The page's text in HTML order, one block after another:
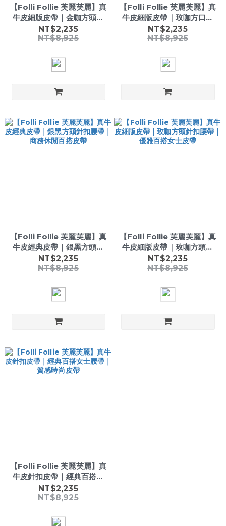
【Folli Follie 芙麗芙麗】真
牛皮細版皮帶｜金咖方頭針
扣腰帶｜優雅百搭女士皮帶
NT$2,235
NT$8,925
【Folli Follie 芙麗芙麗】真
牛皮細版皮帶｜玫咖方口針
扣腰帶｜優雅百搭女士皮帶
NT$2,235
NT$8,925
【Folli Follie 芙麗芙麗】真
牛皮經典皮帶｜銀黑方頭針
扣腰帶｜商務休閒百搭皮帶
NT$2,235
NT$8,925
【Folli Follie 芙麗芙麗】真
牛皮細版皮帶｜玫咖方頭針
扣腰帶｜優雅百搭女士皮帶
NT$2,235
NT$8,925
【Folli Follie 芙麗芙麗】真
牛皮針扣皮帶｜經典百搭女
士腰帶｜質感時尚皮帶
NT$2,235
NT$8,925